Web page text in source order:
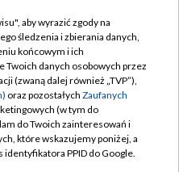
TVP
aby wyrazić zgody na
śledzenia i zbierania danych,
końcowym i ich
Twoich danych osobowych przez
(zwaną dalej również „TVP”),
oraz pozostałych Zaufanych
(w tym do
do Twoich zainteresowań i
które wskazujemy poniżej, a
identyfikatora PPID do Google.